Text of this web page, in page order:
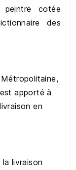
cotée
des
apporté à
en
livraison